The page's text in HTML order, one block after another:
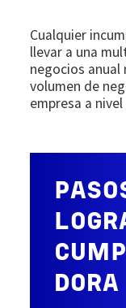
Cualquier
llevar a una
negocios
volumen de
empresa a
DORA